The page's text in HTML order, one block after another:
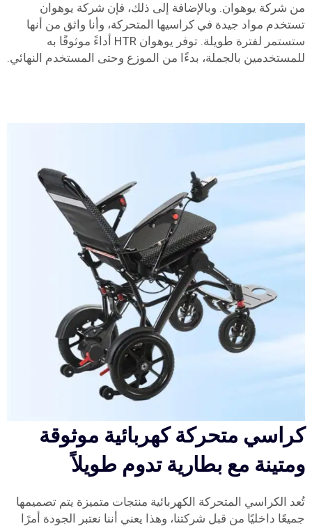
من شركة يوهوان. وبالإضافة إلى ذلك، فإن شركة يوهوان
تستخدم مواد جيدة في كراسيها المتحركة، وأنا واثق من أنها
ستستمر لفترة طويلة. توفر يوهوان HTR أداءً موثوقًا به
للمستخدمين بالجملة، بدءًا من الموزع وحتى المستخدم النهائي.
كراسي متحركة كهربائية موثوقة
ومتينة مع بطارية تدوم طويلاً
تُعد الكراسي المتحركة الكهربائية منتجات متميزة يتم تصميمها
جميعًا داخليًا من قبل شركتنا، وهذا يعني أننا نعتبر الجودة أمرًا